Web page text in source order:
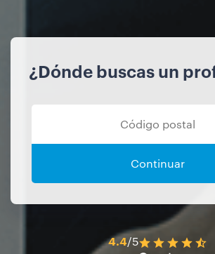
¿Dónde buscas un
Continuar
4.4/5